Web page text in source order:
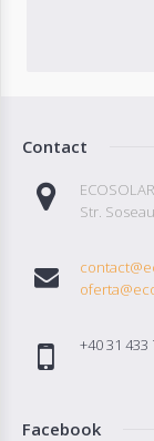
Contact
Str.
+40 31 433
Facebook